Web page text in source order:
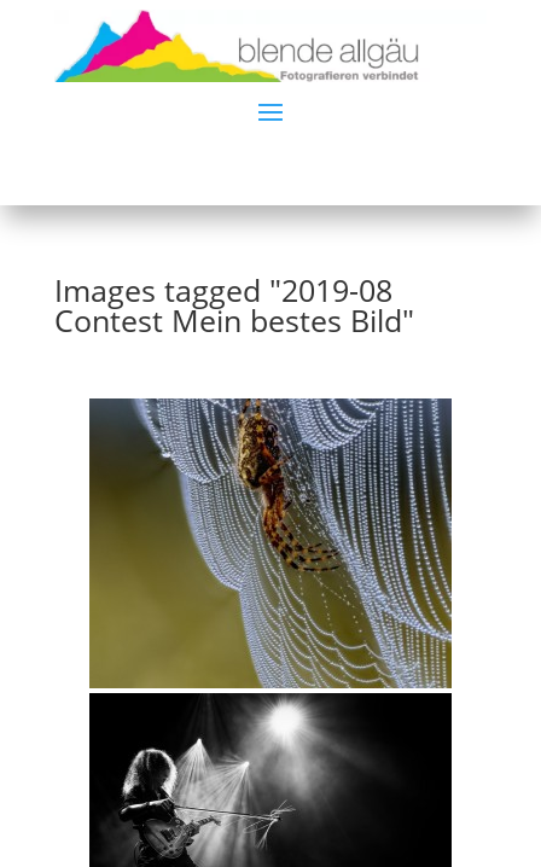
Images tagged "2019-08
Contest Mein bestes Bild"